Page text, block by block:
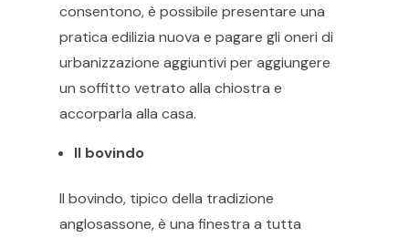
consentono, è possibile presentare una
pratica edilizia nuova e pagare gli oneri di
urbanizzazione aggiuntivi per aggiungere
un soffitto vetrato alla chiostra e
accorparla alla casa.
Il bovindo
Il bovindo, tipico della tradizione
anglosassone, è una finestra a tutta